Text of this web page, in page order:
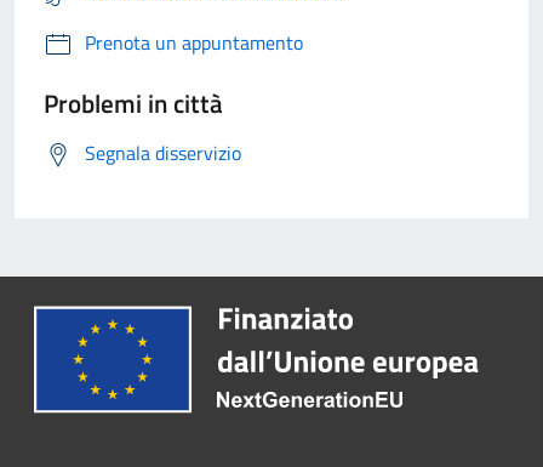
Prenota un appuntamento
Problemi in città
Segnala disservizio